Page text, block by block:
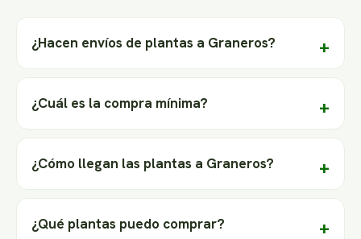
¿Hacen envíos de plantas a Graneros?
¿Cuál es la compra mínima?
¿Cómo llegan las plantas a Graneros?
¿Qué plantas puedo comprar?